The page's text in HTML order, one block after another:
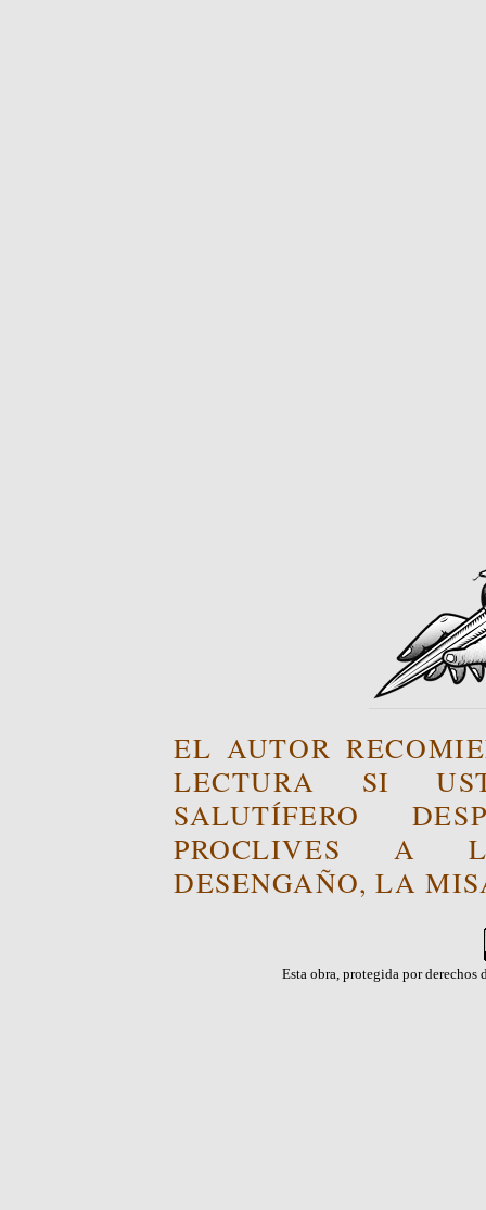
EL AUTOR
LECTURA SI
SALUTÍFERO
PROCLIVES A
DESENGAÑO, LA
Esta obra, protegida por derechos